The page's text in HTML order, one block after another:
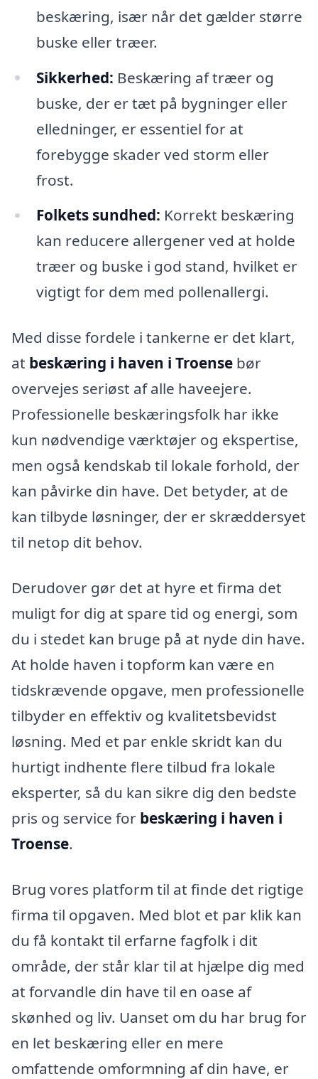
beskæring, især når det gælder større
buske eller træer.
Sikkerhed: Beskæring af træer og
buske, der er tæt på bygninger eller
elledninger, er essentiel for at
forebygge skader ved storm eller
frost.
Folkets sundhed: Korrekt beskæring
kan reducere allergener ved at holde
træer og buske i god stand, hvilket er
vigtigt for dem med pollenallergi.
Med disse fordele i tankerne er det klart,
at beskæring i haven i Troense bør
overvejes seriøst af alle haveejere.
Professionelle beskæringsfolk har ikke
kun nødvendige værktøjer og ekspertise,
men også kendskab til lokale forhold, der
kan påvirke din have. Det betyder, at de
kan tilbyde løsninger, der er skræddersyet
til netop dit behov.
Derudover gør det at hyre et firma det
muligt for dig at spare tid og energi, som
du i stedet kan bruge på at nyde din have.
At holde haven i topform kan være en
tidskrævende opgave, men professionelle
tilbyder en effektiv og kvalitetsbevidst
løsning. Med et par enkle skridt kan du
hurtigt indhente flere tilbud fra lokale
eksperter, så du kan sikre dig den bedste
pris og service for beskæring i haven i
Troense.
Brug vores platform til at finde det rigtige
firma til opgaven. Med blot et par klik kan
du få kontakt til erfarne fagfolk i dit
område, der står klar til at hjælpe dig med
at forvandle din have til en oase af
skønhed og liv. Uanset om du har brug for
en let beskæring eller en mere
omfattende omformning af din have, er